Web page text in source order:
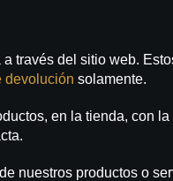
través del sitio web.
devolución solamente.
en la tienda, con
nuestros productos o